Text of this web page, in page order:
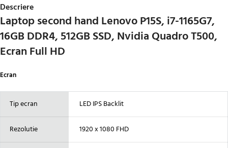
Descriere
Laptop second hand Lenovo P15S, i7-1165G7,
16GB DDR4, 512GB SSD, Nvidia Quadro T500,
Ecran Full HD
Ecran
Tip ecran LED IPS Backlit
Rezolutie 1920 x 1080 FHD